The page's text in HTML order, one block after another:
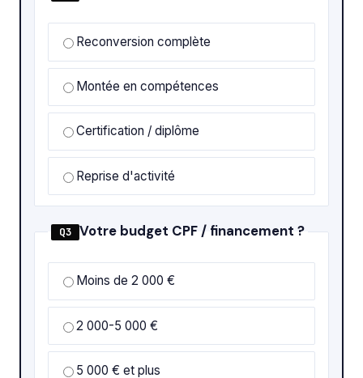
Reconversion complète
Montée en compétences
Certification / diplôme
Reprise d'activité
Q3 Votre budget CPF / financement ?
Moins de 2 000 €
2 000-5 000 €
5 000 € et plus